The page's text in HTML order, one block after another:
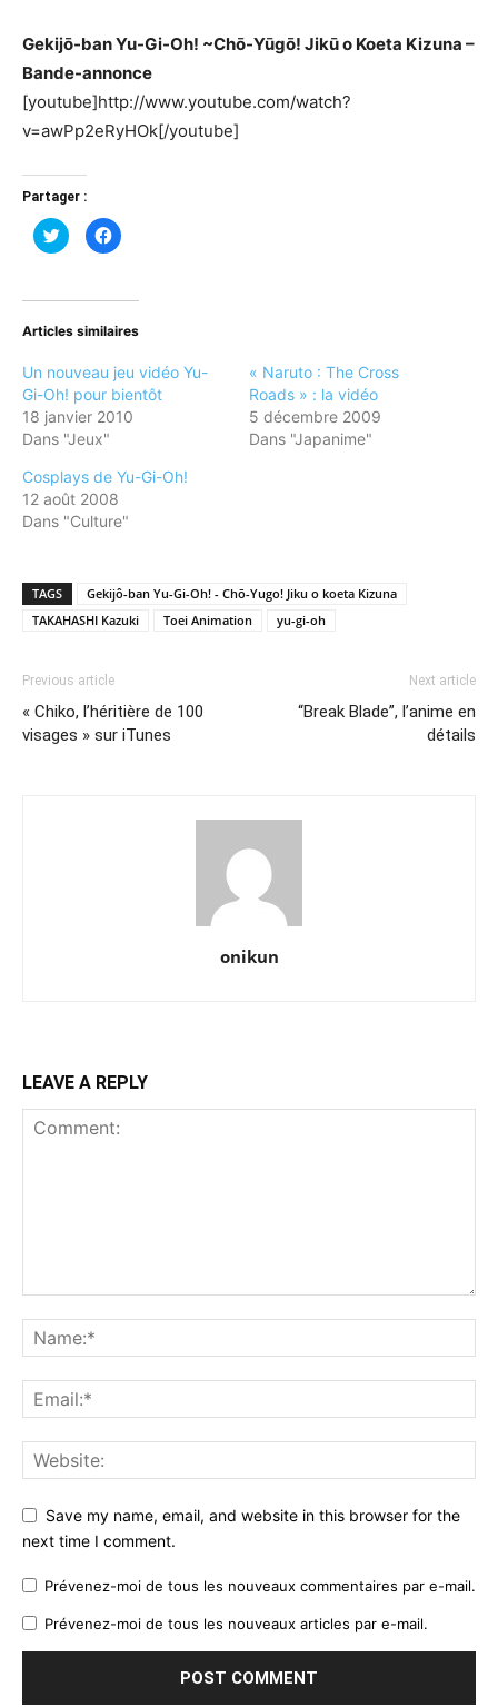
Gekijō-ban Yu-Gi-Oh! ~Chō-Yūgō! Jikū o Koeta Kizuna –
Bande-annonce
[youtube]http://www.youtube.com/watch?
v=awPp2eRyHOk[/youtube]
Partager :
Cliquez
pour
partager
dans
nouvelle
fenêtre)
Cliquez
pour
dans
nouvelle
fenêtre)
Articles similaires
Un nouveau jeu vidéo Yu-
Gi-Oh! pour bientôt
18 janvier 2010
Dans "Jeux"
« Naruto : The Cross
Roads » : la vidéo
5 décembre 2009
Dans "Japanime"
Cosplays de Yu-Gi-Oh!
12 août 2008
Dans "Culture"
TAGS
Gekijô-ban Yu-Gi-Oh! - Chō-Yugo! Jiku o koeta Kizuna
TAKAHASHI Kazuki
Toei Animation yu-gi-oh
Previous article
« Chiko, l’héritière de 100
visages » sur iTunes
Next article
“Break Blade”, l’anime en
détails
onikun
LEAVE A REPLY
Save my name, email, and website in this browser for the
next time I comment.
Prévenez-moi de tous les nouveaux commentaires par e-mail.
Prévenez-moi de tous les nouveaux articles par e-mail.